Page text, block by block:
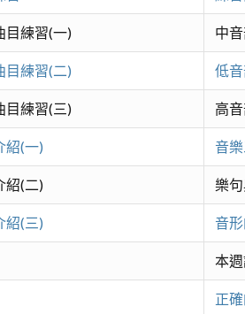
目練習(一) 中
目練習(二) 低
目練習(三) 高
紹(一) 音
紹(二) 樂
紹(三) 音
本
正